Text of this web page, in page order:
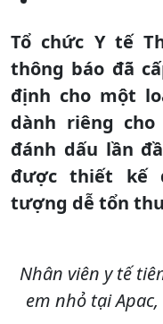
Tổ chức Y tế
thông báo đã
định cho một
dành riêng
đánh dấu lần
được thiết kế
tượng dễ tổn
Nhân viên y tế
em nhỏ tại Apac,